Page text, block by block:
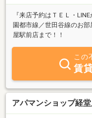
『来店予約はＴＥＬ・
園都市線／世田谷線のお
屋駅前店まで！！
この
賃
アパマンショップ経